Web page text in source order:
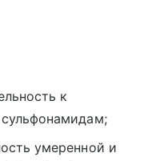
к
умеренной и